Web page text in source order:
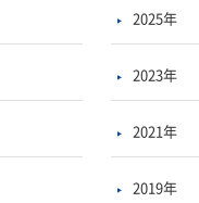
2025年
2023年
2021年
2019年